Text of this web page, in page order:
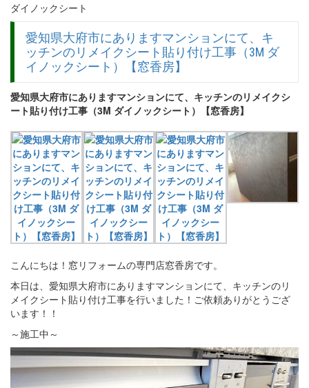
ダイノックシート
愛知県大府市にありますマンションにて、キ
ッチンのリメイクシート貼り付け工事（3M ダ
イノックシート）【窓香房】
愛知県大府市にありますマンションにて、キッチンのリメイクシ
ート貼り付け工事（3M ダイノックシート）【窓香房】
こんにちは！窓リフォームの専門店窓香房です。
本日は、愛知県大府市にありますマンションにて、キッチンのリ
メイクシート貼り付け工事を行いました！ご依頼ありがとうござ
います！！
～施工中～